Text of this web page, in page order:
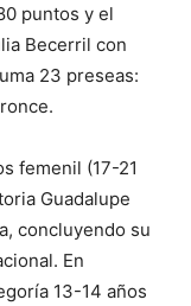
puntos y el
Becerril con
23 preseas:
femenil (17-21
Guadalupe
concluyendo su
En
13-14 años